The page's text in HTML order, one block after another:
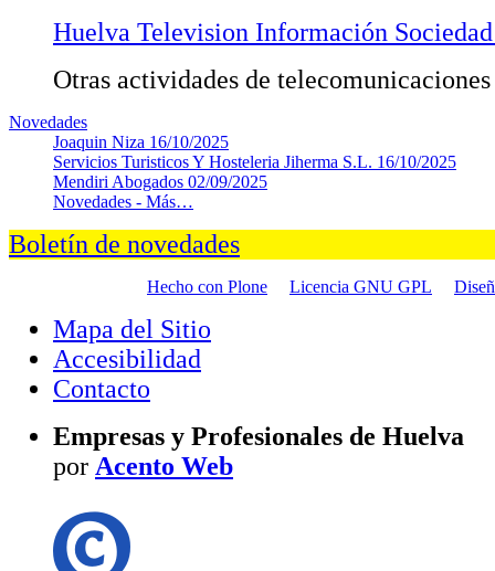
Huelva Television Información
Otras actividades de telecomunicaciones
Novedades
Joaquin Niza 16/10/2025
Servicios Turisticos Y Hosteleria Jiherma S.L. 16/10/2025
Mendiri Abogados 02/09/2025
Novedades - Más…
Boletín de novedades
Hecho con Plone Licencia GNU GPL
Mapa del Sitio
Accesibilidad
Contacto
Empresas y Profesionales de Huelva
por Acento Web